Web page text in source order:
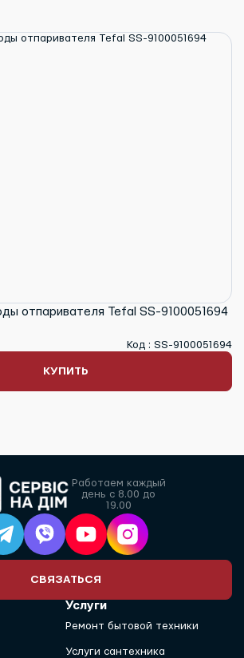
отпаривателя Tefal SS-9100051694
Код : SS-9100051694
КУПИТЬ
Работаем каждый
день с 8.00 до
19.00
СВЯЗАТЬСЯ
Услуги
Ремонт бытовой техники
Услуги сантехника